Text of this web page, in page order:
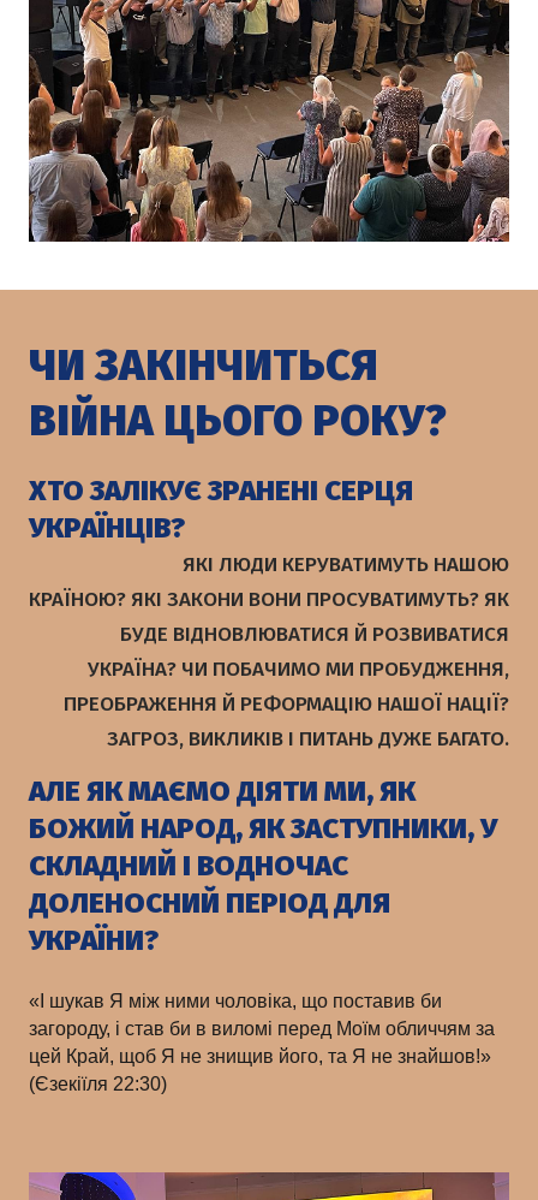
ЧИ ЗАКІНЧИТЬСЯ
ВІЙНА ЦЬОГО РОКУ?
ХТО ЗАЛІКУЄ ЗРАНЕНІ СЕРЦЯ
УКРАЇНЦІВ?
ЯКІ ЛЮДИ КЕРУВАТИМУТЬ НАШОЮ
КРАЇНОЮ? ЯКІ ЗАКОНИ ВОНИ ПРОСУВАТИМУТЬ? ЯК
БУДЕ ВІДНОВЛЮВАТИСЯ Й РОЗВИВАТИСЯ
УКРАЇНА? ЧИ ПОБАЧИМО МИ ПРОБУДЖЕННЯ,
ПРЕОБРАЖЕННЯ Й РЕФОРМАЦІЮ НАШОЇ НАЦІЇ?
ЗАГРОЗ, ВИКЛИКІВ І ПИТАНЬ ДУЖЕ БАГАТО.
АЛЕ ЯК МАЄМО ДІЯТИ МИ, ЯК
БОЖИЙ НАРОД, ЯК ЗАСТУПНИКИ, У
СКЛАДНИЙ І ВОДНОЧАС
ДОЛЕНОСНИЙ ПЕРІОД ДЛЯ
УКРАЇНИ?
«І шукав Я між ними чоловіка, що поставив би
загороду, і став би в виломі перед Моїм обличчям за
цей Край, щоб Я не знищив його, та Я не знайшов!»
(Єзекіїля 22:30)